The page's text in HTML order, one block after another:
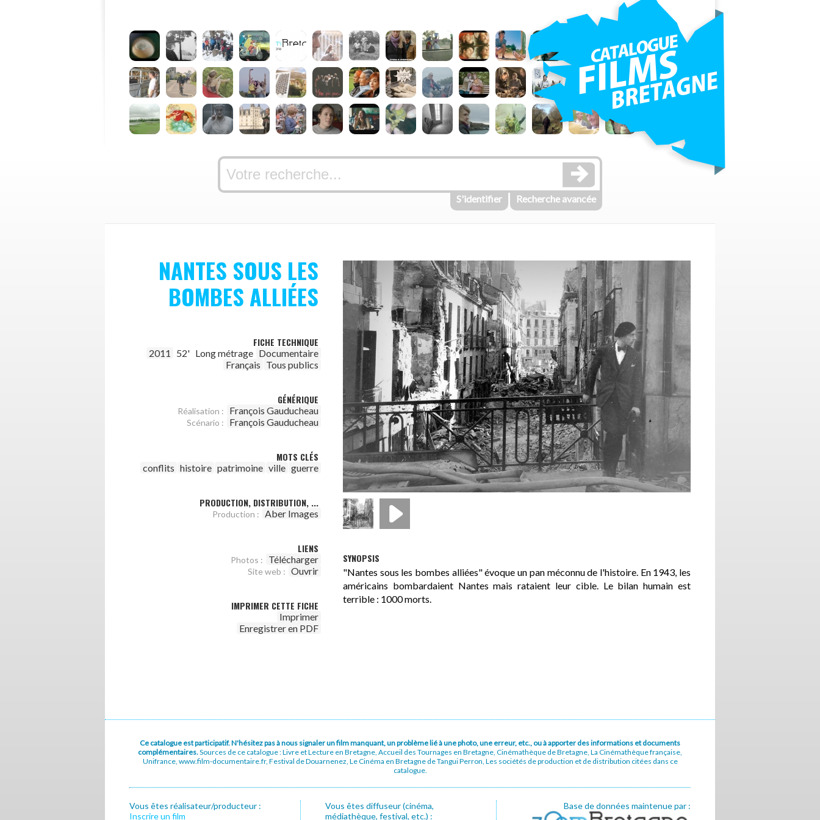
S'identifier Recherche avancée
NANTES SOUS LES
BOMBES ALLIÉES
FICHE TECHNIQUE
2011 52' Long métrage Documentaire
Français Tous publics
GÉNÉRIQUE
Réalisation : François Gauducheau
Scénario : François Gauducheau
MOTS CLÉS
conflits histoire patrimoine ville guerre
PRODUCTION, DISTRIBUTION, ...
Production : Aber Images
LIENS
Photos : Télécharger
Site web : Ouvrir
IMPRIMER CETTE FICHE
Imprimer
Enregistrer en PDF
SYNOPSIS
"Nantes sous les bombes alliées" évoque un pan méconnu de l'histoire. En 1943, les
américains bombardaient Nantes mais rataient leur cible. Le bilan humain est
terrible : 1000 morts.
Ce catalogue est participatif. N'hésitez pas à nous signaler un film manquant, un problème lié à une photo, une erreur, etc., ou à apporter des informations et documents
complémentaires.Sources de ce catalogue : Livre et Lecture en Bretagne, Accueil des Tournages en Bretagne, Cinémathèque de Bretagne, La Cinémathèque française,
Unifrance, www.film-documentaire.fr, Festival de Douarnenez, Le Cinéma en Bretagne de Tangui Perron, Les sociétés de production et de distribution citées dans ce
catalogue.
Vous êtes réalisateur/producteur :
Inscrire un film
Vous êtes diffuseur (cinéma,
médiathèque, festival, etc.) :
Base de données maintenue par :